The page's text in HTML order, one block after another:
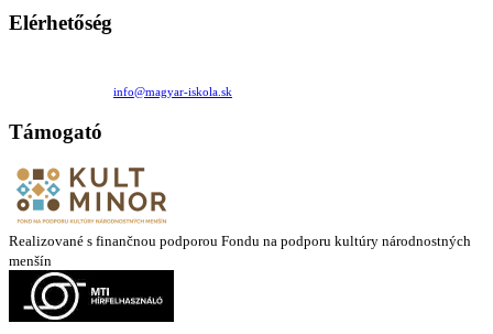
Elérhetőség
info@magyar-iskola.sk
Támogató
Realizované s finančnou podporou Fondu na podporu kultúry národnostných
menšín